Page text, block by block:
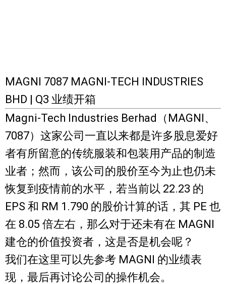
MAGNI 7087 MAGNI-TECH INDUSTRIES
BHD | Q3 业绩开箱
Magni-Tech Industries Berhad（MAGNI、
7087）这家公司一直以来都是许多股息爱好
者有所留意的传统服装和包装用产品的制造
业者；然而，该公司的股价至今为止也仍未
恢复到疫情前的水平，若当前以 22.23 的
EPS 和 RM 1.790 的股价计算的话，其 PE 也
在 8.05 倍左右， 那么对于还未有在 MAGNI
建仓的价值投资者，这是否是机会呢？
我们在这里可以先参考 MAGNI 的业绩表
现，最后再讨论公司的操作机会。